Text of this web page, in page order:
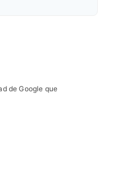
de Google que